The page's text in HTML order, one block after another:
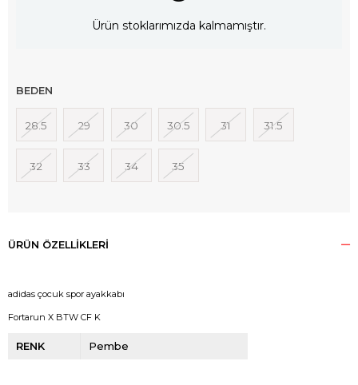
Ürün stoklarımızda kalmamıştır.
BEDEN
28.5 29 30 30.5 31 31.5
32 33 34 35
ÜRÜN ÖZELLIKLERI
adidas çocuk spor ayakkabı
Fortarun X BTW CF K
RENK Pembe